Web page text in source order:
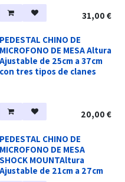
31,00 €
PEDESTAL CHINO DE
MICROFONO DE MESA Altura
Ajustable de 25cm a 37cm
con tres tipos de clanes
20,00 €
PEDESTAL CHINO DE
MICROFONO DE MESA
SHOCK MOUNTAltura
Ajustable de 21cm a 27cm